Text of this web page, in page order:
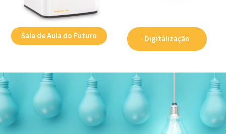
Sala de Aula do Futuro Digitalização